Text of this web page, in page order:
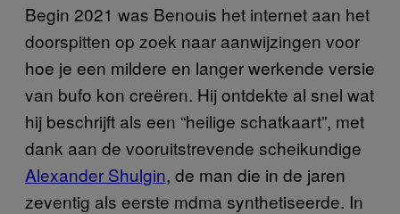
Begin 2021 was Benouis het internet aan het
doorspitten op zoek naar aanwijzingen voor
hoe je een mildere en langer werkende versie
van bufo kon creëren. Hij ontdekte al snel wat
hij beschrijft als een “heilige schatkaart”, met
dank aan de vooruitstrevende scheikundige
Alexander Shulgin, de man die in de jaren
zeventig als eerste mdma synthetiseerde. In